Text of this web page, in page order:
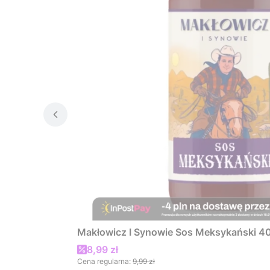
Makłowicz I Synowie Sos Meksykański
Cena promocyjna
8,99 zł
Cena regularna: 9,99 zł